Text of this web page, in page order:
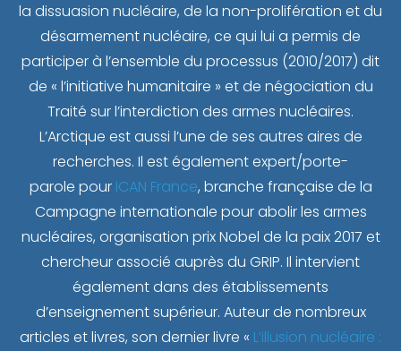
la dissuasion nucléaire, de la non-prolifération et du
désarmement nucléaire, ce qui lui a permis de
participer à l’ensemble du processus (2010/2017) dit
de « l’initiative humanitaire » et de négociation du
Traité sur l’interdiction des armes nucléaires.
L’Arctique est aussi l’une de ses autres aires de
recherches. Il est également expert/porte-
parole pour ICAN France, branche française de la
Campagne internationale pour abolir les armes
nucléaires, organisation prix Nobel de la paix 2017 et
chercheur associé auprès du GRIP. Il intervient
également dans des établissements
d’enseignement supérieur. Auteur de nombreux
articles et livres, son dernier livre « L’illusion nucléaire :